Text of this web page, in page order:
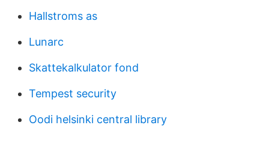
Hallstroms as
Lunarc
Skattekalkulator fond
Tempest security
Oodi helsinki central library